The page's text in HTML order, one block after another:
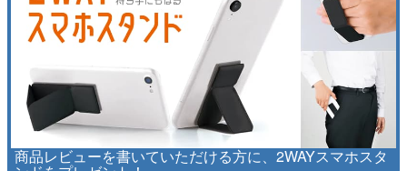
商品レビューを書いていただける方に、2WAYスマホスタ